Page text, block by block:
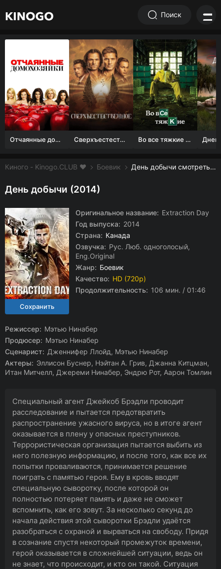
Поиск
Отчаянные домохозяйки (1 сезон) Сверхъестественное Во все тяжкие 1-5 сезон
Киного - Kinogo.CLUB ❤️ Боевик День добычи смотреть онлайн бесплатно
День добычи (2014)
Оригинальное название: Extraction Day
Год выпуска: 2014
Страна: Канада
Озвучка: Рус. Люб. одноголосый,
Eng.Original
Жанр: Боевик
Качество: HD (720p)
Продолжительность: 106 мин. / 01:46
Режиссер: Мэтью Нинабер
Продюсер: Мэтью Нинабер
Сценарист: Дженнифер Ллойд, Мэтью Нинабер
Актеры: Эллисон Буснер, Нэйтан А. Грив, Джанна Китцман,
Итан Митчелл, Джереми Нинабер, Эндрю Рот, Аарон Томлин
Специальный агент Джейкоб Брэдли проводит
расследование и пытается предотвратить
распространение ужасного вируса, но в итоге агент
оказывается в плену у опасных преступников.
Террористическая организация пытается выбить из
него полезную информацию, и после того, как все их
попытки проваливаются, принимается решение
поиграть с памятью героя. Ему в кровь вводят
специальную сыворотку, после которой он
полностью потеряет память и даже не сможет
вспомнить, как его зовут. За несколько секунд до
начала действия этой сыворотки Брэдли удаётся
разобраться с охраной и вырваться на свободу. Придя
в сознание спустя некоторый промежуток времени,
герой оказывается в сложнейшей ситуации, ведь он
не знает, что происходит, и кто он такой. Ситуация